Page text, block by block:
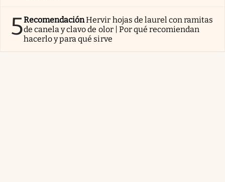
5RecomendaciónHervir hojas de laurel con ramitas
de canela y clavo de olor | Por qué recomiendan
hacerlo y para qué sirve